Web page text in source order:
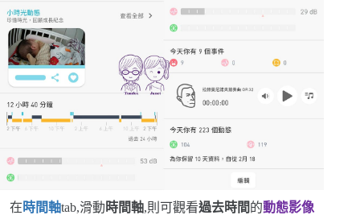
在 時間軸tab,滑動 時間軸,則可觀看過去時間的動態影像